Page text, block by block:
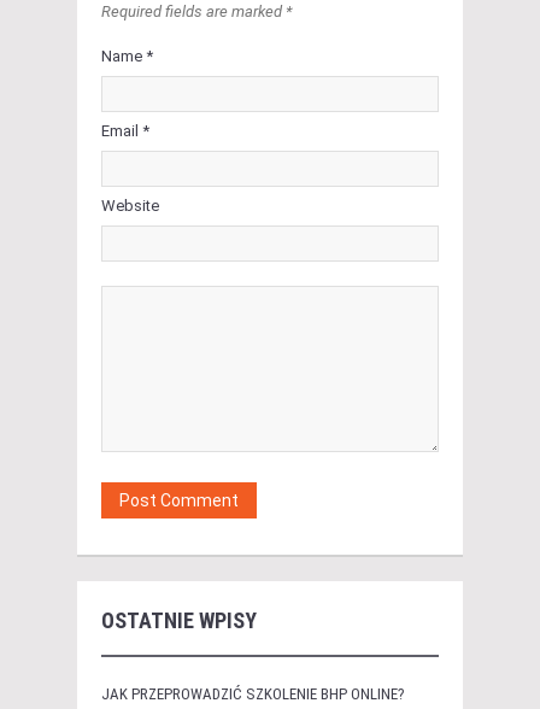
Required fields are marked *
Name *
Email *
Website
OSTATNIE WPISY
JAK PRZEPROWADZIĆ SZKOLENIE BHP ONLINE?